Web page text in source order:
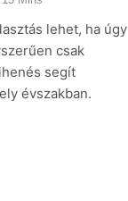
lehet, ha úgy
csak
segít
évszakban.